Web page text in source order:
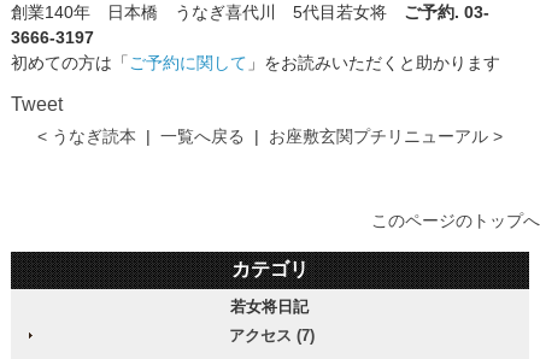
創業140年 日本橋 うなぎ喜代川 5代目若女将 ご予約. 03-
3666-3197
初めての方は「 ご予約に関して 」をお読みいただくと助かります
Tweet
< うなぎ読本 | 一覧へ戻る | お座敷玄関プチリニューアル >
このページのトップへ
カテゴリ
若女将日記
アクセス (7)